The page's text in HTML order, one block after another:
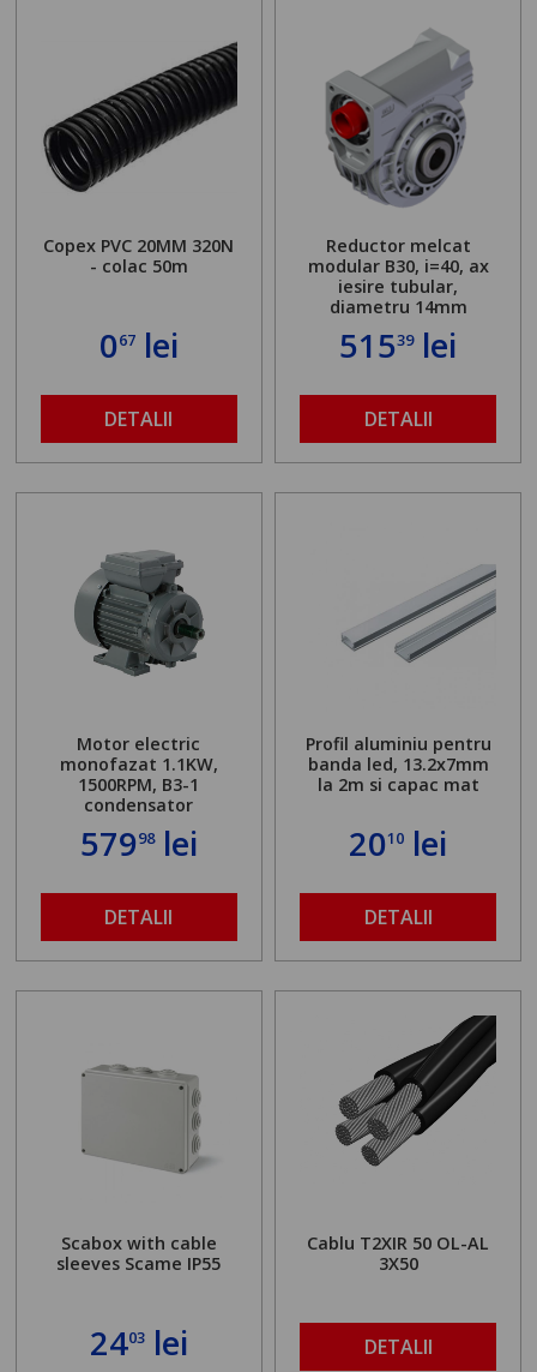
Copex PVC 20MM 320N
- colac 50m
067lei
DETALII
Reductor melcat
modular B30, i=40, ax
iesire tubular,
diametru 14mm
51539lei
DETALII
Motor electric
monofazat 1.1KW,
1500RPM, B3-1
condensator
57998lei
DETALII
Profil aluminiu pentru
banda led, 13.2x7mm
la 2m si capac mat
2010 lei
DETALII
Scabox with cable
sleeves Scame IP55
2403lei
Cablu T2XIR 50 OL-AL
3X50
DETALII